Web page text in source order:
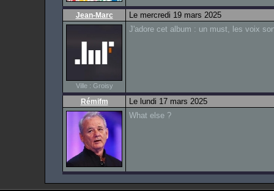
Jean-Marc Le mercredi 19 mars 2025
Ville : Groisy
J'adore cet album : un must, les voix
Rémifm
Le lundi 17 mars 2025
What else ?